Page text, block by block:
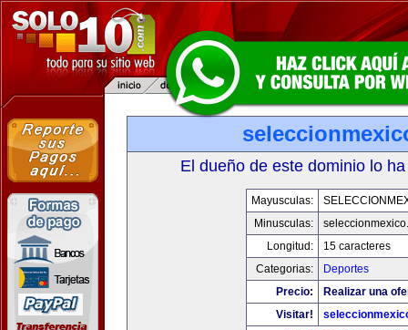
El dueño de este dominio lo
Mayusculas:
Minusculas:
Longitud:
15 caracteres
Categorias:
Deportes
Precio:
Realizar una
Visitar!